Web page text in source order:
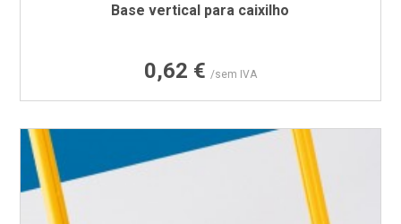
Base vertical para caixilho
Preço
0,62 € /sem IVA